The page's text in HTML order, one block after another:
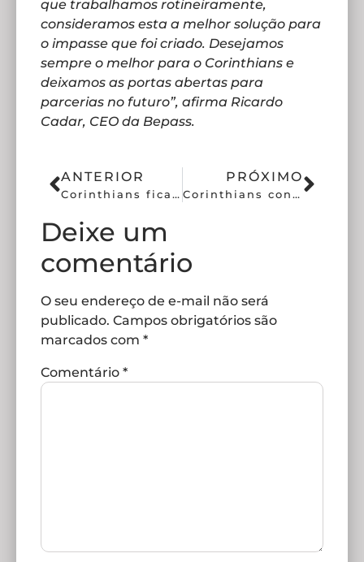
que trabalhamos rotineiramente,
consideramos esta a melhor solução para
o impasse que foi criado. Desejamos
sempre o melhor para o Corinthians e
deixamos as portas abertas para
parcerias no futuro”, afirma Ricardo
Cadar, CEO da Bepass.
ANTERIOR
Corinthians fica perto de primeiro reforço nesta janela
PRÓXIMO
Corinthians confirma saída de mais um jogador do elenco
Deixe um
comentário
O seu endereço de e-mail não será
publicado. Campos obrigatórios são
marcados com *
Comentário *